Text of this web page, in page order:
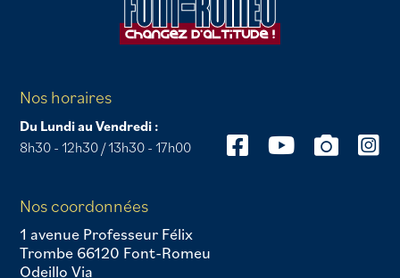
Nos horaires
Du Lundi au Vendredi :
8h30 - 12h30 / 13h30 - 17h00
Nos coordonnées
1 avenue Professeur Félix
Trombe 66120 Font-Romeu
Odeillo Via